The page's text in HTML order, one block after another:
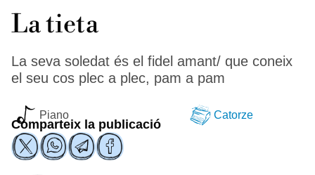
La tieta
La seva soledat és el fidel amant/ que coneix
el seu cos plec a plec, pam a pam
Piano Catorze
Comparteix la publicació